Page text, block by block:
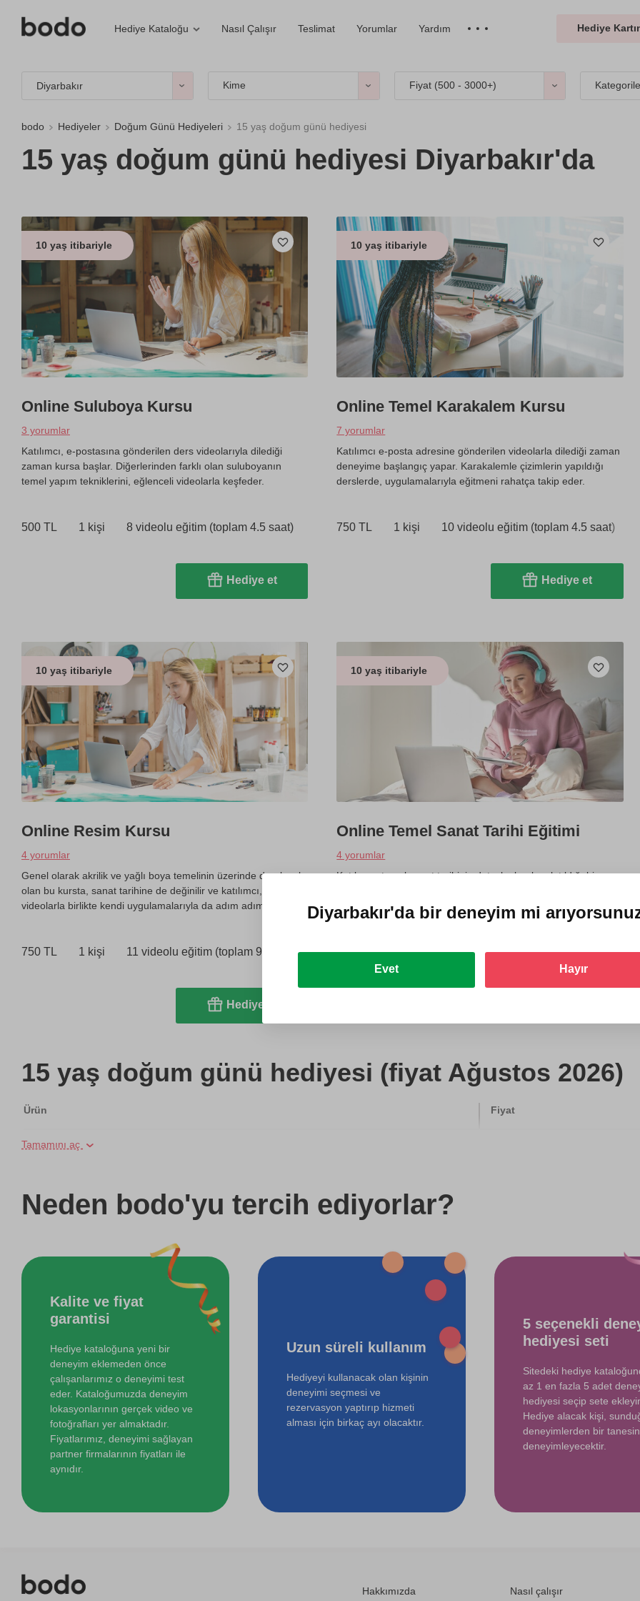
Hediye Kataloğu Nasıl Çalışır Teslimat Yorumlar Yardım Hediye
Diyarbakır Kime Fiyat (500 - 3000+)
bodo Hediyeler Doğum Günü Hediyeleri 15 yaş doğum günü hediyesi
15 yaş doğum günü hediyesi Diyarbakır'da
10 yaş itibariyle
Online Suluboya Kursu
3 yorumlar
Katılımcı, e-postasına gönderilen ders videolarıyla dilediği
zaman kursa başlar. Diğerlerinden farklı olan suluboyanın
temel yapım tekniklerini, eğlenceli videolarla keşfeder.
500 TL 1 kişi 8 videolu eğitim (toplam 4.5 saat)
Hediye et
10 yaş itibariyle
Online Temel Karakalem Kursu
7 yorumlar
Katılımcı e-posta adresine gönderilen videolarla dilediği zaman
deneyime başlangıç yapar. Karakalemle çizimlerin yapıldığı
derslerde, uygulamalarıyla eğitmeni rahatça takip eder.
750 TL 1 kişi 10 videolu eğitim (toplam 4.5 saat)
Hediye et
10 yaş itibariyle
Online Resim Kursu
4 yorumlar
Genel olarak akrilik ve yağlı boya temelinin üzerinde durulacak
olan bu kursta, sanat tarihine de değinilir ve katılımcı,
videolarla birlikte kendi uygulamalarıyla da adım adım ilerler.
750 TL 1 kişi 11 videolu eğitim (toplam 9 saat)
Hediye et
10 yaş itibariyle
Online Temel Sanat Tarihi Eğitimi
4 yorumlar
Katılımcı, temel sanat tarihinin detaylı olarak anlatıldığı bir
ve dilediği kadar dersleri izleyebilir. Tarihi eserler de incelenir.
750 TL 1 kişi 4 videolu eğitim (toplam 9 saat)
15 yaş doğum günü hediyesi (fiyat Ağustos 2026)
Ürün Fiyat
Online Suluboya Kursu
Online Resim Kursu 750 TL
Online Temel Sanat Tarihi Eğitimi
Tamamını aç
Neden bodo'yu tercih ediyorlar?
Kalite ve fiyat
garantisi
Hediye kataloğuna yeni bir
deneyim eklemeden önce
çalışanlarımız o deneyimi test
eder. Kataloğumuzda deneyim
lokasyonlarının gerçek video ve
fotoğrafları yer almaktadır.
Fiyatlarımız, deneyimi sağlayan
partner firmalarının fiyatları ile
aynıdır.
Uzun süreli kullanım
Hediyeyi kullanacak olan kişinin
deneyimi seçmesi ve
rezervasyon yaptırıp hizmeti
alması için birkaç ayı olacaktır.
5 seçenekli
hediyesi seti
Sitedeki hediye
az 1 en fazla 5 adet
hediyesi seçip sete
Hediye alacak kişi,
deneyimlerden bir
deneyimleyecektir.
Hakkımızda Nasıl çalışır
Diyarbakır'dabir deneyim mi
Evet Hayır